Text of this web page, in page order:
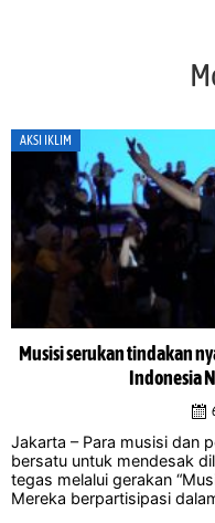
AKSI IKLIM
Musisi serukan tindakan
Indonesia
Jakarta – Para musisi dan
bersatu untuk mendesak
tegas melalui gerakan
Mereka berpartisipasi